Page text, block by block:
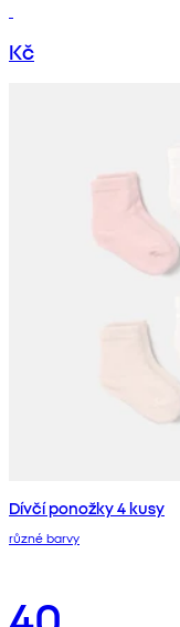
Kč
Dívčí ponožky 4 kusy
různé barvy